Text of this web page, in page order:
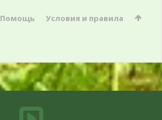
Помощь Условия и правила